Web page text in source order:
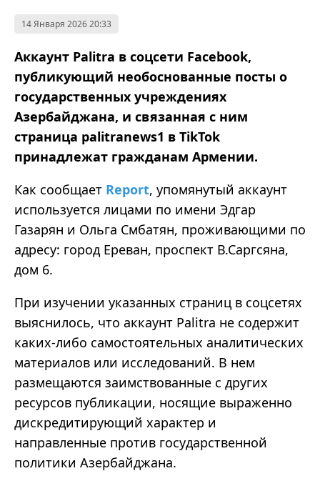
14 Января 2026 20:33
Аккаунт Palitra в соцсети Facebook,
публикующий необоснованные посты о
государственных учреждениях
Азербайджана, и связанная с ним
страница palitranews1 в TikTok
принадлежат гражданам Армении.
Как сообщает Report, упомянутый аккаунт
используется лицами по имени Эдгар
Газарян и Ольга Смбатян, проживающими по
адресу: город Ереван, проспект В.Саргсяна,
дом 6.
При изучении указанных страниц в соцсетях
выяснилось, что аккаунт Palitra не содержит
каких-либо самостоятельных аналитических
материалов или исследований. В нем
размещаются заимствованные с других
ресурсов публикации, носящие выраженно
дискредитирующий характер и
направленные против государственной
политики Азербайджана.